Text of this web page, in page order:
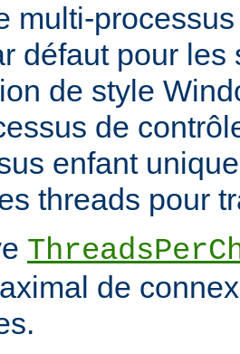
multi-
défaut pour les
de style
de
enfant
threads pour
de